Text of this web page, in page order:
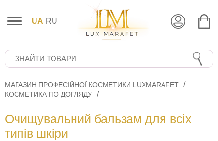
UA RU
МАГАЗИН ПРОФЕСІЙНОЇ КОСМЕТИКИ LUXMARAFET
КОСМЕТИКА ПО ДОГЛЯДУ
Очищувальний бальзам для всіх
типів шкіри